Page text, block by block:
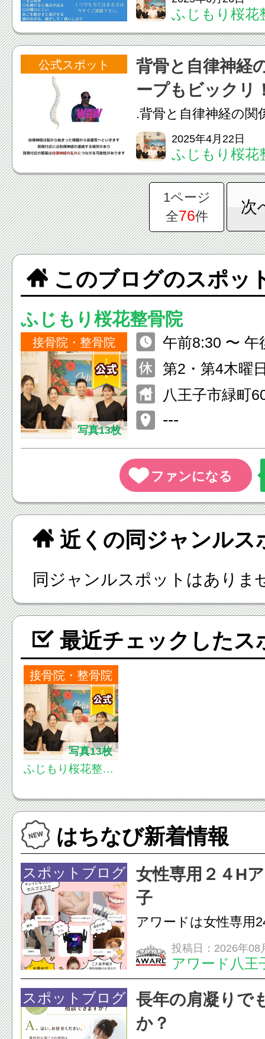
て異なります。多く
（手術をしない）治
す。以下に治療法を
とめます。⸻ 顎関
ごの関...
ふじもり桜花
公式スポット
背骨と自律神経
ープもビックリ
.背骨と自律神経の関
経の乱れは首や肩、
くさせやすいです解
動をするのが1番で
療法、加圧トレーニ
改善しませんか？.#
2025年4月22日
ふじもり桜花
1ページ
全76件
次
このブログのスポッ
ふじもり桜花整骨院
接骨院・整骨院
写真13枚
午前8:30 〜 午後
祝日も休まず
第2・第4木曜
八王子市緑町
---
近くの同ジャンルス
同ジャンルスポットはありま
最近チェックしたス
接骨院・整骨院
写真13枚
ふじもり桜花整骨
はちなび新着情報
スポットブログ
女性専用２４H
子
アワードは女性専用
フエステを 思いっ
開催中
投稿日：2026年08
アワード八王
24時間ジム&
脱毛
スポットブログ
長年の肩凝りで
か？